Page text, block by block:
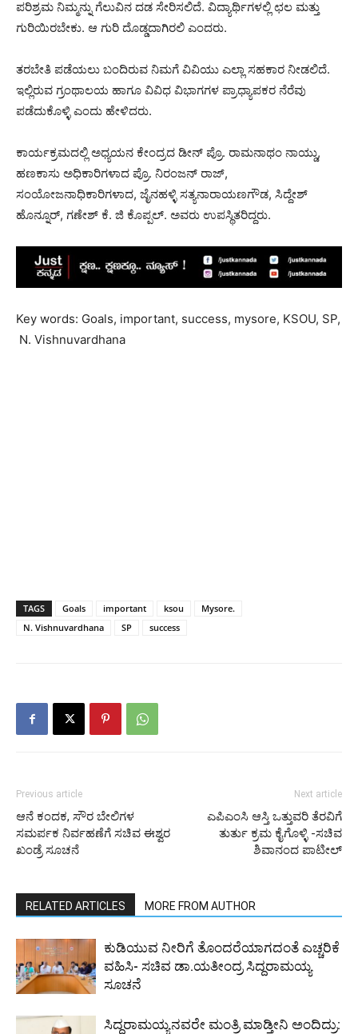
ಪರಿಶ್ರಮ ನಿಮ್ಮನ್ನು ಗೆಲುವಿನ ದಡ ಸೇರಿಸಲಿದೆ. ವಿದ್ಯಾರ್ಥಿಗಳಲ್ಲಿ ಛಲ ಮತ್ತು
ಗುರಿಯಿರಬೇಕು. ಆ ಗುರಿ ದೊಡ್ಡದಾಗಿರಲಿ ಎಂದರು.
ತರಬೇತಿ ಪಡೆಯಲು ಬಂದಿರುವ ನಿಮಗೆ ವಿವಿಯು ಎಲ್ಲಾ ಸಹಕಾರ ನೀಡಲಿದೆ.
ಇಲ್ಲಿರುವ ಗ್ರಂಥಾಲಯ ಹಾಗೂ ವಿವಿಧ ವಿಭಾಗಗಳ ಪ್ರಾಧ್ಯಾಪಕರ ನೆರೆವು
ಪಡೆದುಕೊಳ್ಳಿ ಎಂದು ಹೇಳಿದರು.
ಕಾರ್ಯಕ್ರಮದಲ್ಲಿ ಅಧ್ಯಯನ ಕೇಂದ್ರದ ಡೀನ್ ಪ್ರೊ. ರಾಮನಾಥಂ ನಾಯ್ಡು,
ಹಣಕಾಸು ಅಧಿಕಾರಿಗಳಾದ ಪ್ರೊ. ನಿರಂಜನ್ ರಾಜ್,
ಸಂಯೋಜನಾಧಿಕಾರಿಗಳಾದ, ಜೈನಹಳ್ಳಿ ಸತ್ಯನಾರಾಯಣಗೌಡ, ಸಿದ್ದೇಶ್
ಹೊನ್ನೂರ್, ಗಣೇಶ್ ಕೆ. ಜಿ ಕೊಪ್ಪಲ್. ಅವರು ಉಪಸ್ಥಿತರಿದ್ದರು.
Key words: Goals, important, success, mysore, KSOU, SP,
N. Vishnuvardhana
TAGS Goals important ksou
Mysore.
N. Vishnuvardhana
SP success
Previous article
ಆನೆ ಕಂದಕ, ಸೌರ ಬೇಲಿಗಳ
ಸಮರ್ಪಕ ನಿರ್ವಹಣೆಗೆ ಸಚಿವ ಈಶ್ವರ
ಖಂಡ್ರೆ ಸೂಚನೆ
Next article
ಎಪಿಎಂಸಿ ಆಸ್ತಿ ಒತ್ತುವರಿ ತೆರವಿಗೆ
ತುರ್ತು ಕ್ರಮ ಕೈಗೊಳ್ಳಿ -ಸಚಿವ
ಶಿವಾನಂದ ಪಾಟೀಲ್
RELATED ARTICLES MORE FROM AUTHOR
ಕುಡಿಯುವ ನೀರಿಗೆ ತೊಂದರೆಯಾಗದಂತೆ ಎಚ್ಚರಿಕೆ
ವಹಿಸಿ- ಸಚಿವ ಡಾ.ಯತೀಂದ್ರ ಸಿದ್ದರಾಮಯ್ಯ
ಸೂಚನೆ
ಸಿದ್ದರಾಮಯ್ಯನವರೇ ಮಂತ್ರಿ ಮಾಡ್ತೀನಿ ಅಂದಿದ್ರು: